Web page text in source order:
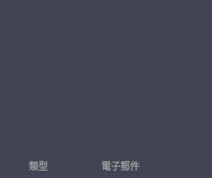
類型 電子郵件